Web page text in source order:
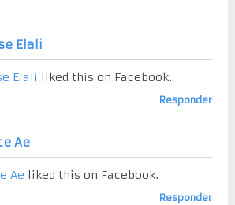
Elali
Elali liked this on Facebook.
Responder
Ae
Ae liked this on Facebook.
Responder